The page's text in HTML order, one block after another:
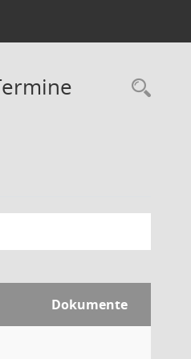
Dokumente